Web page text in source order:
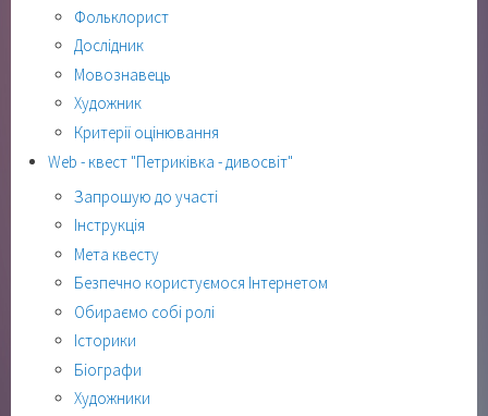
Фольклорист
Дослідник
Мовознавець
Художник
Критерії оцінювання
Web - квест "Петриківка - дивосвіт"
Запрошую до участі
Інструкція
Мета квесту
Безпечно користуємося Інтернетом
Обираємо собі ролі
Історики
Біографи
Художники